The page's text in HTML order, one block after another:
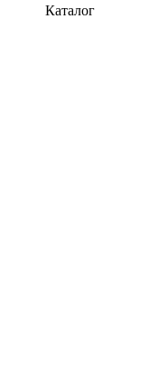
Каталог